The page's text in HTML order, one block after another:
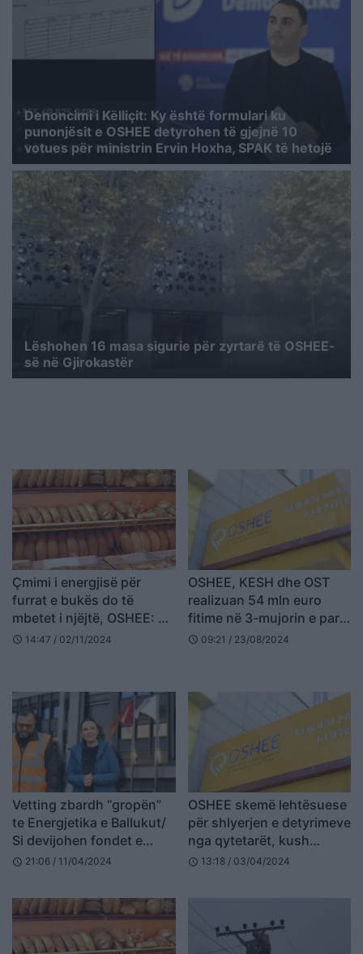
Denoncimi i Këlliçit: Ky është formulari ku
punonjësit e OSHEE detyrohen të gjejnë 10
votues për ministrin Ervin Hoxha, SPAK të hetojë
Lëshohen 16 masa sigurie për zyrtarë të OSHEE-
së në Gjirokastër
Çmimi i energjisë për
furrat e bukës do të
mbetet i njëjtë, OSHEE: Ja
skemat e faturimit
schedule 14:47 / 02/11/2024
OSHEE, KESH dhe OST
realizuan 54 mln euro
fitime në 3-mujorin e parë
2024, rënie vjetore me
schedule 09:21 / 23/08/2024
Vetting zbardh “gropën”
te Energjetika e Ballukut/
Si devijohen fondet e
energjetikës për t’u
schedule 21:06 / 11/04/2024
OSHEE skemë lehtësuese
për shlyerjen e detyrimeve
nga qytetarët, kush
përfiton
schedule 13:18 / 03/04/2024